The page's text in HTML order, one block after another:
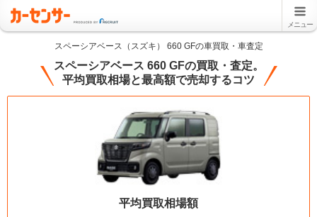
メニュー
スペーシアベース（スズキ） 660 GFの車買取・車査定
スペーシアベース 660 GFの買取・査定。
平均買取相場と最高額で売却するコツ
平均買取相場額